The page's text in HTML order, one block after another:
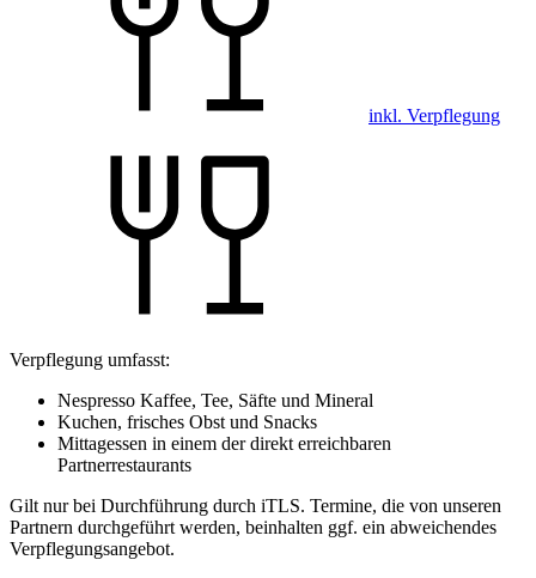
inkl. Verpflegung
Verpflegung umfasst:
Nespresso Kaffee, Tee, Säfte und Mineral
Kuchen, frisches Obst und Snacks
Mittagessen in einem der direkt erreichbaren
Partnerrestaurants
Gilt nur bei Durchführung durch iTLS. Termine, die von unseren
Partnern durchgeführt werden, beinhalten ggf. ein abweichendes
Verpflegungsangebot.